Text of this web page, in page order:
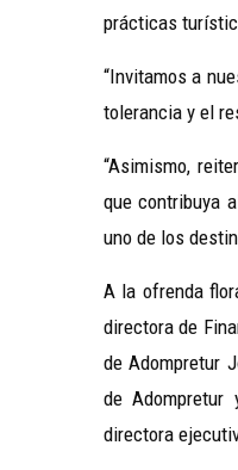
prácticas
“Invitamos a
tolerancia y el
“Asimismo,
que contribuya
uno de los
A la ofrenda
directora de
de Adompretur
de Adompretur
directora